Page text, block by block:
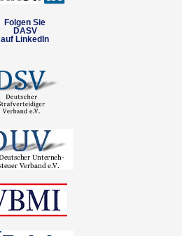
Folgen Sie
DASV
auf LinkedIn